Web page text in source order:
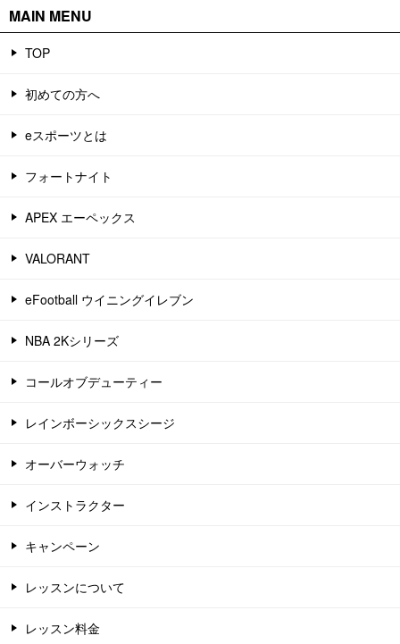
MAIN MENU
TOP
初めての方へ
eスポーツとは
フォートナイト
APEX エーペックス
VALORANT
eFootball ウイニングイレブン
NBA 2Kシリーズ
コールオブデューティー
レインボーシックスシージ
オーバーウォッチ
インストラクター
キャンペーン
レッスンについて
レッスン料金